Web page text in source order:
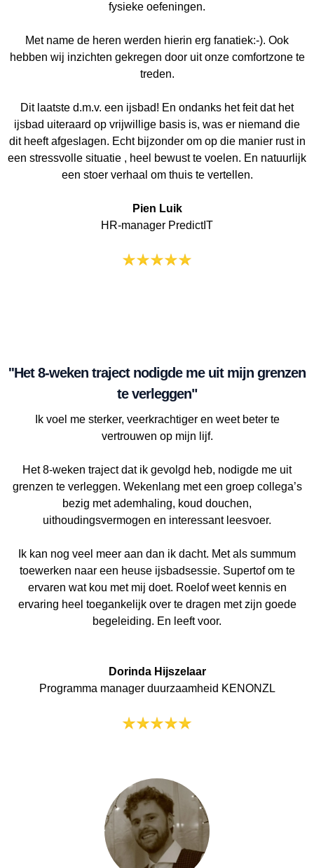
fysieke oefeningen.
Met name de heren werden hierin erg fanatiek:-). Ook
hebben wij inzichten gekregen door uit onze comfortzone te
treden.
Dit laatste d.m.v. een ijsbad! En ondanks het feit dat het
ijsbad uiteraard op vrijwillige basis is, was er niemand die
dit heeft afgeslagen. Echt bijzonder om op die manier rust in
een stressvolle situatie , heel bewust te voelen. En natuurlijk
een stoer verhaal om thuis te vertellen.
Pien Luik
HR-manager PredictIT
''Het 8-weken traject nodigde me uit mijn grenzen
te verleggen"
Ik voel me sterker, veerkrachtiger en weet beter te
vertrouwen op mijn lijf.
Het 8-weken traject dat ik gevolgd heb, nodigde me uit
grenzen te verleggen. Wekenlang met een groep collega’s
bezig met ademhaling, koud douchen,
uithoudingsvermogen en interessant leesvoer.
Ik kan nog veel meer aan dan ik dacht. Met als summum
toewerken naar een heuse ijsbadsessie. Supertof om te
ervaren wat kou met mij doet. Roelof weet kennis en
ervaring heel toegankelijk over te dragen met zijn goede
begeleiding. En leeft voor.
Dorinda Hijszelaar
Programma manager duurzaamheid KENONZL